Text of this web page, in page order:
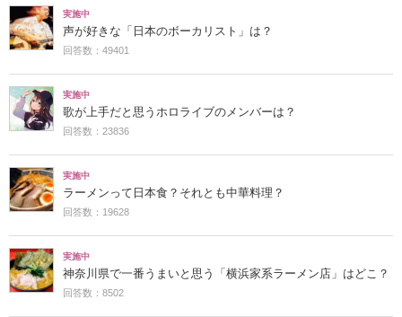
実施中
声が好きな「日本のボーカリスト」は？
回答数：49401
実施中
歌が上手だと思うホロライブのメンバーは？
回答数：23836
実施中
ラーメンって日本食？それとも中華料理？
回答数：19628
実施中
神奈川県で一番うまいと思う「横浜家系ラーメン店」はどこ？
回答数：8502